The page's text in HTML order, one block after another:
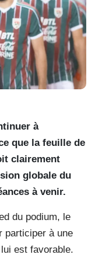
à
que la feuille de
clairement
globale du
à venir.
du podium, le
participer à une
est favorable.